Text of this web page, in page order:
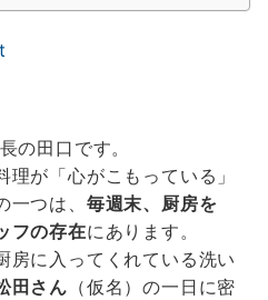
の田口です。
が「心がこもっている」
つは、 毎週末、厨房を
フの存在にあります。
房に入ってくれている洗い
田さん （仮名）の一日に密